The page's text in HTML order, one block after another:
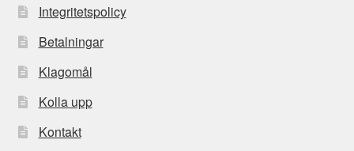
Integritetspolicy
Betalningar
Klagomål
Kolla upp
Kontakt